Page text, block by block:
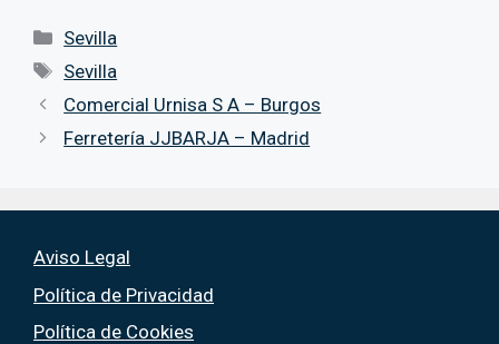
Categorías
Sevilla
Etiquetas
Sevilla
Comercial Urnisa S A – Burgos
Ferretería JJBARJA – Madrid
Aviso Legal
Política de Privacidad
Política de Cookies